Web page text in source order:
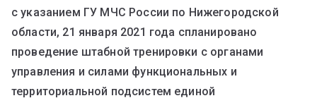
с указанием ГУ МЧС России по Нижегородской
области, 21 января 2021 года спланировано
проведение штабной тренировки с органами
управления и силами функциональных и
территориальной подсистем единой